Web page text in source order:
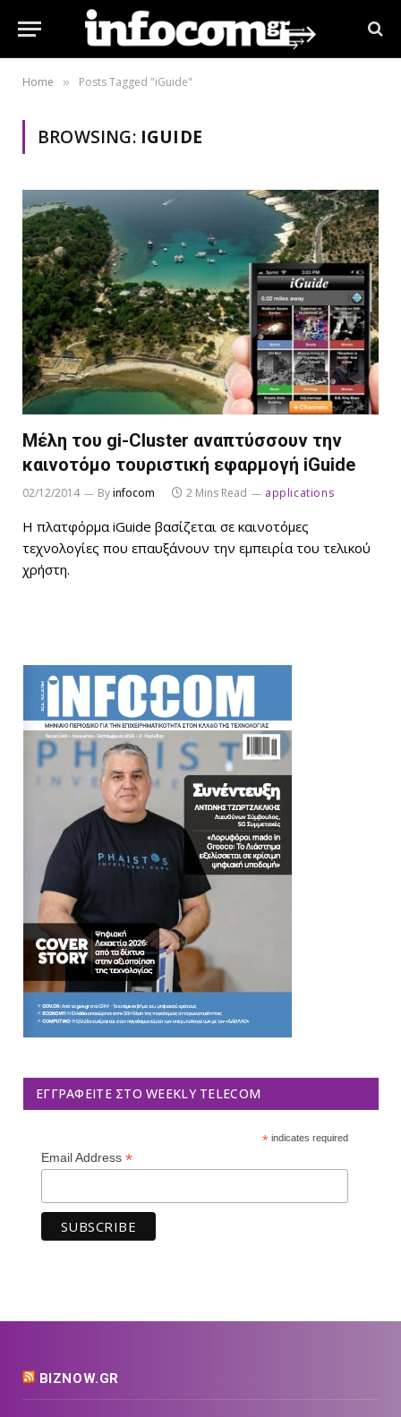
Home » Posts Tagged "iGuide"
BROWSING: IGUIDE
Μέλη του gi-Cluster αναπτύσσουν την
καινοτόμο τουριστική εφαρμογή iGuide
02/12/2014 Byinfocom 2 Mins Read applications
Η πλατφόρμα iGuide βασίζεται σε καινοτόμες
τεχνολογίες που επαυξάνουν την εμπειρία του τελικού
χρήστη.
ΕΓΓΡΑΦΕΊΤΕ ΣΤΟ WEEKLY TELECOM
*indicates required
Email Address *
BIZNOW.GR